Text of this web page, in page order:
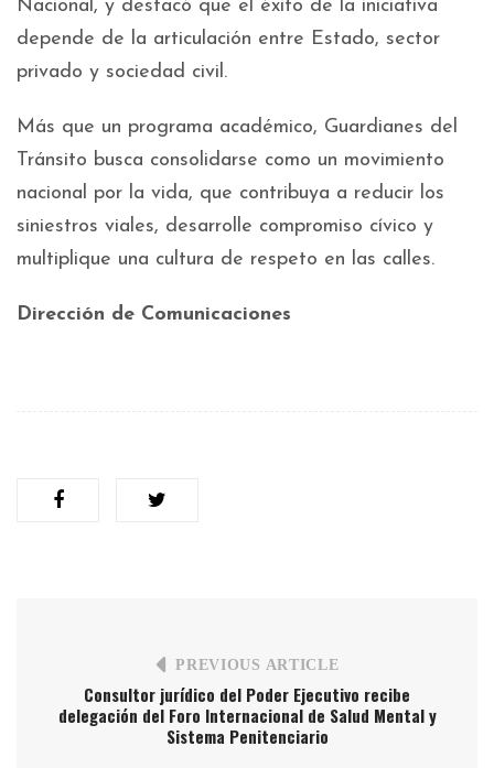
Nacional, y destacó que el éxito de la iniciativa
depende de la articulación entre Estado, sector
privado y sociedad civil.
Más que un programa académico, Guardianes del
Tránsito busca consolidarse como un movimiento
nacional por la vida, que contribuya a reducir los
siniestros viales, desarrolle compromiso cívico y
multiplique una cultura de respeto en las calles.
Dirección de Comunicaciones
PREVIOUS ARTICLE
Consultor jurídico del Poder Ejecutivo recibe
delegación del Foro Internacional de Salud Mental y
Sistema Penitenciario